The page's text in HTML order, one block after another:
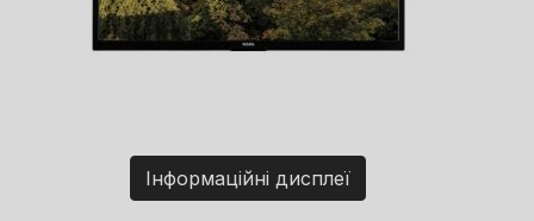
Інформаційні дисплеї